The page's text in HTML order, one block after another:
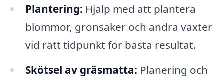
Plantering: Hjälp med att plantera
blommor, grönsaker och andra växter
vid rätt tidpunkt för bästa resultat.
Skötsel av gräsmatta: Planering och